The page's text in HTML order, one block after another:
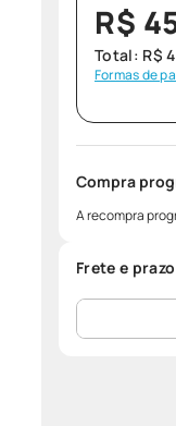
R$
Total: R$
Formas de
Compra
A recompra
Frete e